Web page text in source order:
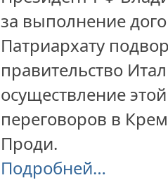
за выполнение
Патриархату
правительство
осуществление
переговоров в
Проди.
Подробней…